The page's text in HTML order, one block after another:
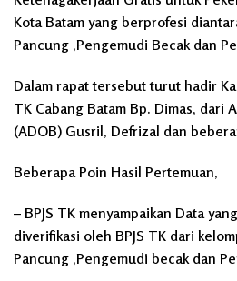
Kota Batam yang berprofesi
Pancung ,Pengemudi Becak dan
Dalam rapat tersebut turut hadir
TK Cabang Batam Bp. Dimas, dari
(ADOB) Gusril, Defrizal dan
Beberapa Poin Hasil Pertemuan,
– BPJS TK menyampaikan Data
diverifikasi oleh BPJS TK dari
Pancung ,Pengemudi becak dan